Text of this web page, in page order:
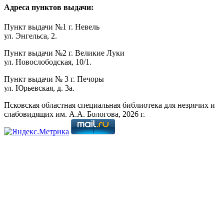
Адреса пунктов выдачи:
Пункт выдачи №1 г. Невель
ул. Энгельса, 2.
Пункт выдачи №2 г. Великие Луки
ул. Новослободская, 10/1.
Пункт выдачи № 3 г. Печоры
ул. Юрьевская, д. 3а.
Псковская областная специальная библиотека для незрячих и
слабовидящих им. А.А. Бологова, 2026 г.